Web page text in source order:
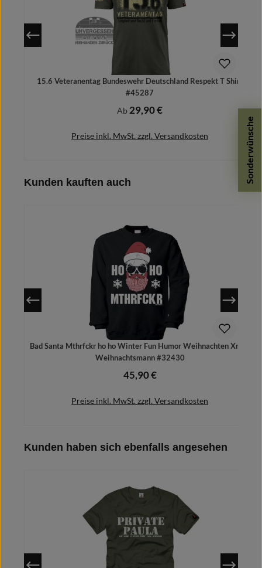
Sonderwünsche
15.6 Veteranentag Bundeswehr Deutschland Respekt T Shirt
#45287
Regulärer Preis:
Ab 29,90 €
Preise inkl. MwSt. zzgl. Versandkosten
Produktgalerie überspringen
Kunden kauften auch
Bad Santa Mthrfckr ho ho Winter Fun Humor Weihnachten Xmas
Weihnachtsmann #32430
Regulärer Preis:
45,90 €
Preise inkl. MwSt. zzgl. Versandkosten
Produktgalerie überspringen
Kunden haben sich ebenfalls angesehen